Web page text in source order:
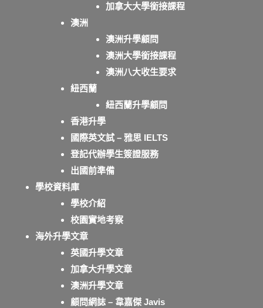
加拿大大學銜接課程
澳洲
澳洲升學顧問
澳洲大學銜接課程
澳洲八大收生要求
紐西蘭
紐西蘭升學顧問
香港升學
國際英文試 – 雅思 IELTS
登記代辦學生簽證服務
出國前準備
學校資料庫
學校介紹
校園實地考察
海外升學文章
英國升學文章
加拿大升學文章
澳洲升學文章
顧問網誌 – 韋嘉傑 Javis